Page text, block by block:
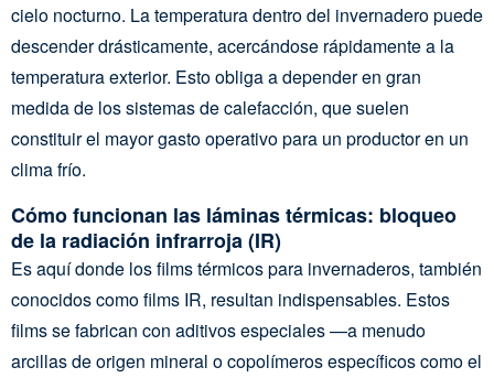
cielo nocturno. La temperatura dentro del invernadero puede
descender drásticamente, acercándose rápidamente a la
temperatura exterior. Esto obliga a depender en gran
medida de los sistemas de calefacción, que suelen
constituir el mayor gasto operativo para un productor en un
clima frío.
Cómo funcionan las láminas térmicas: bloqueo
de la radiación infrarroja (IR)
Es aquí donde los films térmicos para invernaderos, también
conocidos como films IR, resultan indispensables. Estos
films se fabrican con aditivos especiales —a menudo
arcillas de origen mineral o copolímeros específicos como el